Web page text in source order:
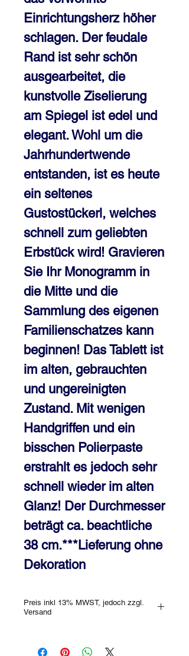
Einrichtungsherz höher
schlagen. Der feudale
Rand ist sehr schön
ausgearbeitet, die
kunstvolle Ziselierung
am Spiegel ist edel und
elegant. Wohl um die
Jahrhundertwende
entstanden, ist es heute
ein seltenes
Gustostückerl, welches
schnell zum geliebten
Erbstück wird! Gravieren
Sie Ihr Monogramm in
die Mitte und die
Sammlung des eigenen
Familienschatzes kann
beginnen! Das Tablett ist
im alten, gebrauchten
und ungereinigten
Zustand. Mit wenigen
Handgriffen und ein
bisschen Polierpaste
erstrahlt es jedoch sehr
schnell wieder im alten
Glanz! Der Durchmesser
beträgt ca. beachtliche
38 cm.***Lieferung ohne
Dekoration
Preis inkl 13% MWST, jedoch zzgl.
Versand